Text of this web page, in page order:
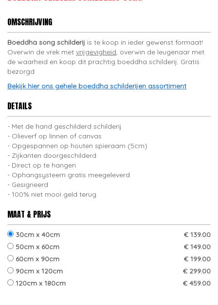
OMSCHRIJVING
Boeddha song schilderij is te koop in ieder gewenst formaat!
Overwin de vrek met vrijgevigheid, overwin de leugenaar met
de waarheid en koop dit prachtig boeddha schilderij. Gratis
bezorgd
Bekijk hier ons gehele boeddha schilderijen assortiment
DETAILS
Met de hand geschilderd schilderij
Olieverf op linnen of canvas
Opgespannen op houten spieraam (5cm)
Zijkanten doorgeschilderd
Direct op te hangen
Ophangsysteem gratis meegeleverd
Gesigneerd
100% niet mooi geld terug
MAAT & PRIJS
30cm x 40cm
€ 139.00
50cm x 60cm
€ 149.00
60cm x 90cm
€ 199.00
90cm x 120cm
€ 299.00
120cm x 180cm
€ 459.00